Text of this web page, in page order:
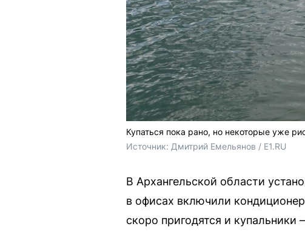
Купаться пока рано, но некоторые уже
Источник: Дмитрий Емельянов / E1.RU
В Архангельской области
в офисах включили
скоро пригодятся и